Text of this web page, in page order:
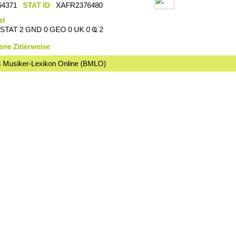
STAT ID
XAFR2376480
2 GND 0 GEO 0 UK 0 Ҩ 2
Zitierweise
Musiker-Lexikon Online (BMLO)